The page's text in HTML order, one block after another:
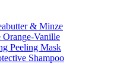
& Minze
Vanille
Peeling Mask
Shampoo